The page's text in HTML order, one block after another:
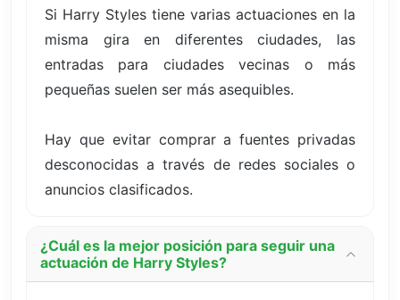
Si Harry Styles tiene varias actuaciones en la
misma gira en diferentes ciudades, las
entradas para ciudades vecinas o más
pequeñas suelen ser más asequibles.
Hay que evitar comprar a fuentes privadas
desconocidas a través de redes sociales o
anuncios clasificados.
¿Cuál es la mejor posición para seguir una
actuación de Harry Styles?